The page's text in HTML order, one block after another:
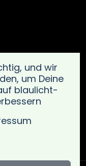
und wir
um Deine
blaulicht-